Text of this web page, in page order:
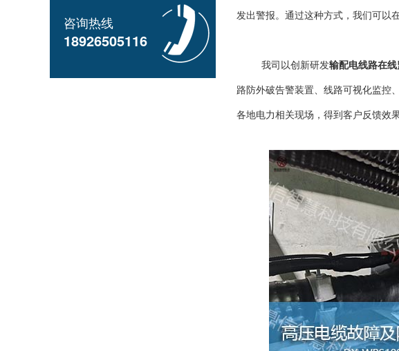
咨询热线
18926505116
发出警报。通过这种方式，我们可以
我司以创新研发输配电线路在
路防外破告警装置、线路可视化监控
各地电力相关现场，得到客户反馈效